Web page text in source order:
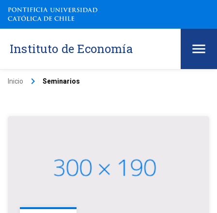
Instituto de Economía
Inicio keyboard_arrow_right Seminarios